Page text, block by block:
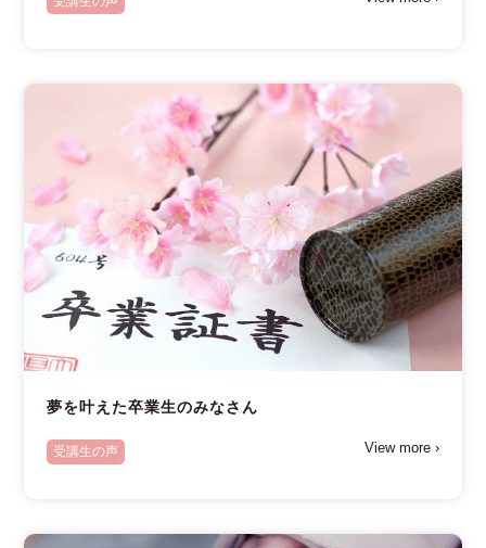
夢を叶えた卒業生のみなさん
受講生の声 View more ›